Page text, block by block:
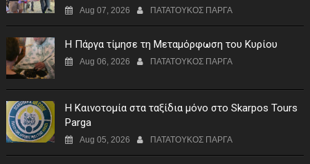
Aug 07, 2026 ΠΑΤΑΤΟΥΚΟΣ ΠΑΡΓΑ
Η Πάργα τίμησε τη Μεταμόρφωση του Κυρίου
Aug 06, 2026 ΠΑΤΑΤΟΥΚΟΣ ΠΑΡΓΑ
Η Καινοτομία στα ταξίδια μόνο στο Skarpos Tours
Parga
Aug 05, 2026 ΠΑΤΑΤΟΥΚΟΣ ΠΑΡΓΑ